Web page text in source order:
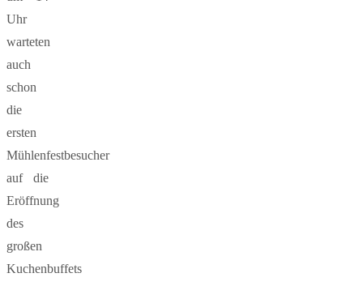
Uhr
warteten
auch
schon
die
ersten
Mühlenfestbesucher
auf die
Eröffnung
des
großen
Kuchenbuffets